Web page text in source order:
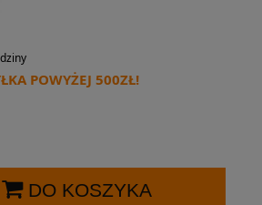
POWYŻEJ 500ZŁ!
DO KOSZYKA